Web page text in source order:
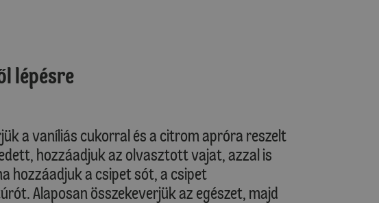
lépésre
a vaníliás cukorral és a citrom apróra reszelt
hozzáadjuk az olvasztott vajat, azzal is
hozzáadjuk a csipet sót, a csipet
Alaposan összekeverjük az egészet, majd